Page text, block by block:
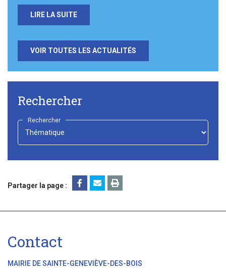
LIRE LA SUITE
VOIR TOUTES LES ACTUALITÉS
Rechercher
Rechercher
Choisir
Partager la page :
Contact
MAIRIE DE SAINTE-GENEVIÈVE-DES-BOIS